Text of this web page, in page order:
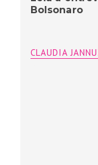
Bolsonaro
CLAUDIA